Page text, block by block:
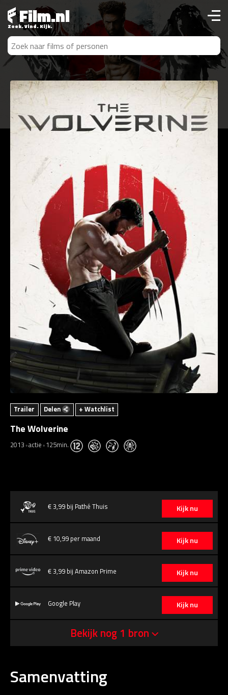
Film.nl
Zoek. Vind. Kijk.
Trailer Delen + Watchlist
The Wolverine
2013 actie 125min.
Kijk nu
€ 3,99 bij Pathé Thuis
Kijk nu
€ 10,99 per maand
Kijk nu
€ 3,99 bij Amazon Prime
Kijk nu
Google Play
Bekijk nog 1 bron
Samenvatting